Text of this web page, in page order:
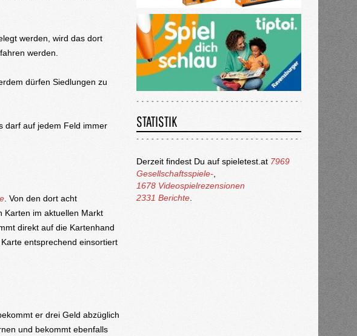
werden, wird das dort
werden.
dürfen Siedlungen zu
darf auf jedem Feld immer
. Von den dort acht
Karten im aktuellen Markt
direkt auf die Kartenhand
entsprechend einsortiert
er drei Geld abzüglich
und bekommt ebenfalls
STATISTIK
Derzeit findest Du auf spieletest.at 7969
Gesellschaftsspiele-,
1678 Videospielrezensionen
2331 Berichte.